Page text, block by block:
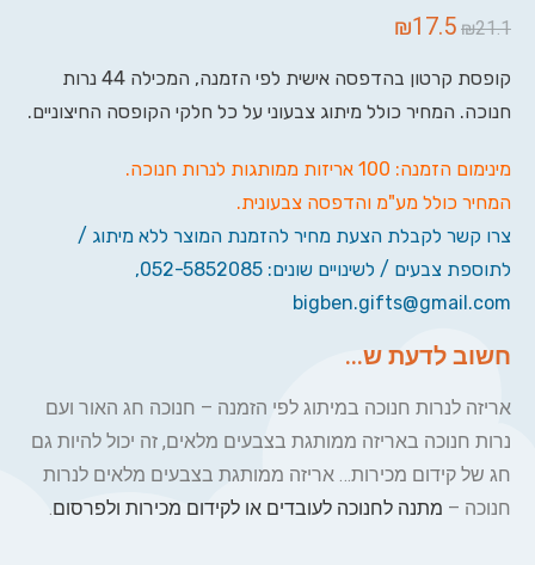
₪21.1
₪17.5
קופסת קרטון בהדפסה אישית לפי הזמנה, המכילה 44 נרות
חנוכה. המחיר כולל מיתוג צבעוני על כל חלקי הקופסה החיצוניים.
מינימום הזמנה: 100 אריזות ממותגות לנרות חנוכה.
המחיר כולל מע"מ והדפסה צבעונית.
צרו קשר לקבלת הצעת מחיר להזמנת המוצר ללא מיתוג /
לתוספת צבעים / לשינויים שונים: 052-5852085,
bigben.gifts@gmail.com
חשוב לדעת ש...
אריזה לנרות חנוכה במיתוג לפי הזמנה – חנוכה חג האור ועם
נרות חנוכה באריזה ממותגת בצבעים מלאים, זה יכול להיות גם
חג של קידום מכירות… אריזה ממותגת בצבעים מלאים לנרות
חנוכה – מתנה לחנוכה לעובדים או לקידום מכירות ולפרסום.